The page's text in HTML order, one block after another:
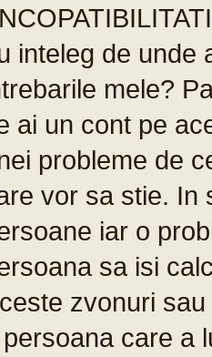
inteleg de unde
mele?
ai un cont pe
probleme de
vor sa stie. In
iar o
sa isi
zvonuri
care a